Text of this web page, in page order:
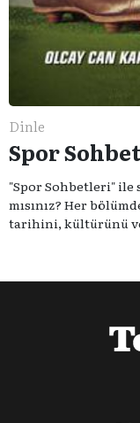
Dinle
Spor
"Spor Sohbetleri" ile
mısınız? Her
tarihini, kültürünü
olmadığına inananlardansanız "Spor